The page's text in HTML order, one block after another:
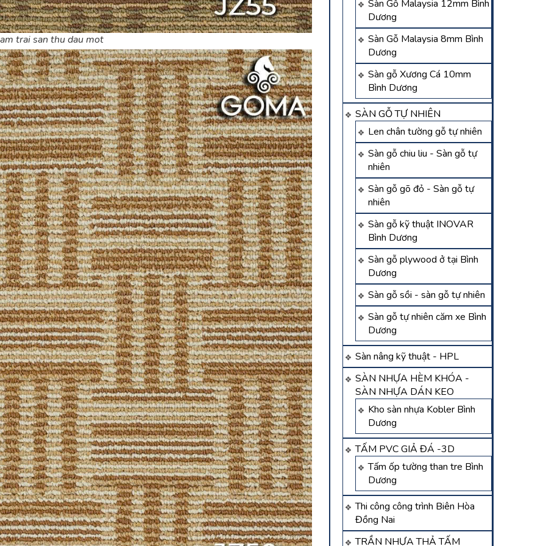
Sàn Gỗ Malaysia 12mm Bình
Dương
Sàn Gỗ Malaysia 8mm Bình
Dương
Sàn gỗ Xương Cá 10mm
Bình Dương
SÀN GỖ TỰ NHIÊN
Len chân tường gỗ tự nhiên
Sàn gỗ chiu liu - Sàn gỗ tự
nhiên
Sàn gỗ gõ đỏ - Sàn gỗ tự
nhiên
Sàn gỗ kỹ thuật INOVAR
Bình Dương
Sàn gỗ plywood ở tại Bình
Dương
Sàn gỗ sồi - sàn gỗ tự nhiên
Sàn gỗ tự nhiên căm xe Bình
Dương
Sàn nâng kỹ thuật - HPL
SÀN NHỰA HÈM KHÓA -
SÀN NHỰA DÁN KEO
Kho sàn nhựa Kobler Bình
Dương
TẤM PVC GIẢ ĐÁ -3D
Tấm ốp tường than tre Bình
Dương
Thi công công trình Biên Hòa
Đồng Nai
TRẦN NHỰA THẢ TẤM
trai san thu dau mot